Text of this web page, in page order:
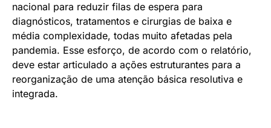
nacional para reduzir filas de espera para
diagnósticos, tratamentos e cirurgias de baixa e
média complexidade, todas muito afetadas pela
pandemia. Esse esforço, de acordo com o relatório,
deve estar articulado a ações estruturantes para a
reorganização de uma atenção básica resolutiva e
integrada.